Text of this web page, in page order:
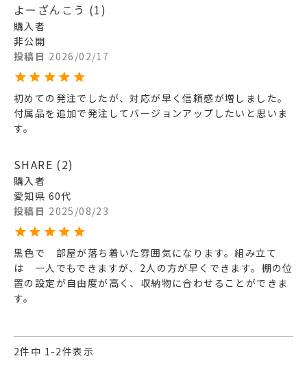
よーざんこう 1
購入者
非公開
投稿日 2026/02/17
初めての発注でしたが、対応が早く信頼感が増しました。
付属品を追加で発注してバージョンアップしたいと思いま
す。
SHARE 2
購入者
愛知県 60代
投稿日 2025/08/23
黒色で　部屋が落ち着いた雰囲気になります。組み立て
は　一人でもできますが、2人の方が早くできます。棚の位
置の設定が自由度が高く、収納物に合わせることができま
す。
2件中 1 -2件表示